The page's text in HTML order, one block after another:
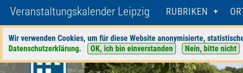
Veranstaltungskalender Leipzig RUBRIKEN
Wir verwenden Cookies, um für diese Website anonymisierte,
Datenschutzerklärung. OK, ich bin einverstanden Nein, bitte nicht